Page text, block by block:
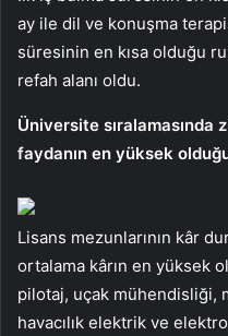
ay ile dil ve konuşma
süresinin en kısa olduğu
refah alanı oldu.
Üniversite
faydanın en yüksek
Lisans mezunlarının kâr
ortalama kârın en yüksek
pilotaj, uçak mühendisliği,
havacılık elektrik ve